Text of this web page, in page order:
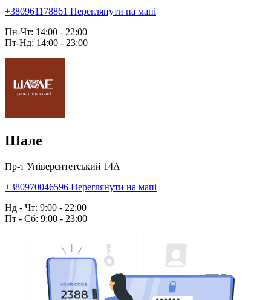
+380961178861 Переглянути на мапі
Пн-Чт: 14:00 - 22:00
Пт-Нд: 14:00 - 23:00
Шале
Пр-т Університетський 14А
+380970046596 Переглянути на мапі
Нд - Чт: 9:00 - 22:00
Пт - Сб: 9:00 - 23:00